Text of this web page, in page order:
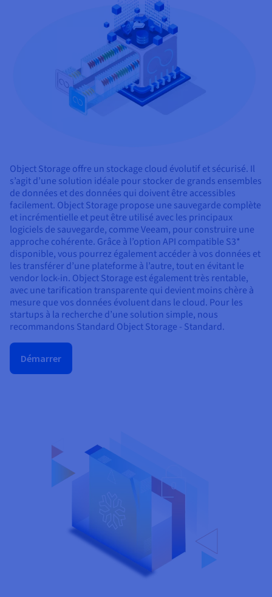
Object Storage offre un stockage cloud évolutif et sécurisé. Il
s’agit d’une solution idéale pour stocker de grands ensembles
de données et des données qui doivent être accessibles
facilement. Object Storage propose une sauvegarde complète
et incrémentielle et peut être utilisé avec les principaux
logiciels de sauvegarde, comme Veeam, pour construire une
approche cohérente. Grâce à l’option API compatible S3*
disponible, vous pourrez également accéder à vos données et
les transférer d’une plateforme à l’autre, tout en évitant le
vendor lock-in. Object Storage est également très rentable,
avec une tarification transparente qui devient moins chère à
mesure que vos données évoluent dans le cloud. Pour les
startups à la recherche d’une solution simple, nous
recommandons Standard Object Storage - Standard.
Démarrer